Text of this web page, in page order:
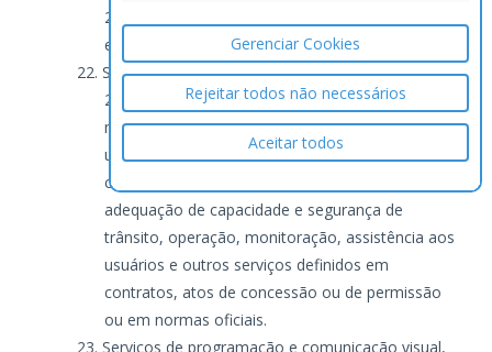
e notariais.
Serviços de exploração de rodovia.
Serviços de exploração de rodovia
mediante cobrança de preço ou pedágio dos
usuários, envolvendo execução de serviços de
conservação, manutenção, melhoramentos para
adequação de capacidade e segurança de
trânsito, operação, monitoração, assistência aos
usuários e outros serviços definidos em
contratos, atos de concessão ou de permissão
ou em normas oficiais.
Serviços de programação e comunicação visual,
Gerenciar Cookies
Rejeitar todos não necessários
Aceitar todos